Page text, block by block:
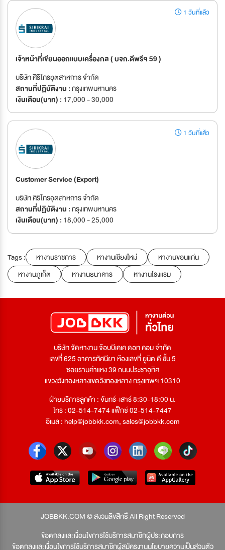
1 วันที่แล้ว
เจ้าหน้าที่เขียนออกแบบเครื่องกล ( บจก.ดีพรีฯ 59 )
บริษัท ศิริไกรอุตสาหการ จำกัด
สถานที่ปฏิบัติงาน :กรุงเทพมหานคร
เงินเดือน(บาท) : 17,000 - 30,000
1 วันที่แล้ว
Customer Service (Export)
บริษัท ศิริไกรอุตสาหการ จำกัด
สถานที่ปฏิบัติงาน :กรุงเทพมหานคร
เงินเดือน(บาท) : 18,000 - 25,000
Tags : หางานราชการ หางานเชียงใหม่
หางานขอนแก่น
หางานภูเก็ต
หางานธนาคาร หางานโรงแรม
บริษัท จัดหางาน จ๊อบบีเคเค ดอท คอม จำกัด
เลขที่ 625 อาคารทัศนียา ห้องเลขที่ ยูนิต ดี ชั้น 5
ซอยรามคำแหง 39 ถนนประชาอุทิศ
แขวงวังทองหลางเขตวังทองหลาง กรุงเทพฯ 10310
ฝ่ายบริการลูกค้า : จันทร์-เสาร์ 8:30-18:00 น.
โทร : 02-514-7474 แฟ็กซ์ 02-514-7447
อีเมล :help@jobbkk.com,sales@jobbkk.com
JOBBKK.COM © สงวนลิขสิทธิ์ All Right Reserved
ข้อตกลงและเงื่อนไขการใช้บริการสมาชิกผู้ประกอบการ
ข้อตกลงและเงื่อนไขการใช้บริการสมาชิกผู้สมัครงานนโยบายความเป็นส่วนตัว